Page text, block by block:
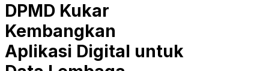
DPMD Kukar
Kembangkan
Aplikasi Digital untuk